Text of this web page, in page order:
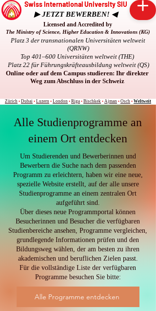
Swiss International University SIU
▶ JETZT BEWERBEN! ◀
Licensed and Accredited by
The Ministry of Science, Higher Education & Innovations (KG)
Platz 3 der transnationalen Universitäten weltweit
(QRNW)
Top 401–600 Universitäten weltweit (THE)
Platz 22 für Führungskräfteausbildung weltweit (QS)
Online oder auf dem Campus studieren: Ihr direkter
Weg zum Abschluss in der Schweiz
Zürich • Dubai • Luzern • London • Riga • Bischkek • Ajman • Osch • Weltweit
Alle Studienprogramme an
einem Ort entdecken
Um Studierenden und Bewerberinnen und
Bewerbern die Suche nach dem passenden
Programm zu erleichtern, haben wir eine neue,
spezielle Website erstellt, auf der alle unsere
Studienprogramme an einem zentralen Ort
aufgeführt sind.
Über dieses neue Programmportal können
Besucherinnen und Besucher die verfügbaren
Studienbereiche ansehen, Programme vergleichen,
grundlegende Informationen prüfen und den
Bildungsweg wählen, der am besten zu ihren
akademischen und beruflichen Zielen passt.
Für die vollständige Liste der verfügbaren
Programme besuchen Sie bitte:
Alle Programme entdecken